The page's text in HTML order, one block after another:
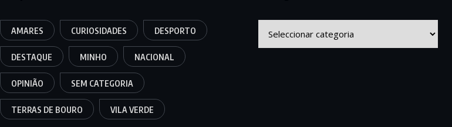
AMARES CURIOSIDADES DESPORTO
DESTAQUE MINHO NACIONAL
OPINIÃO SEM CATEGORIA
TERRAS DE BOURO VILA VERDE